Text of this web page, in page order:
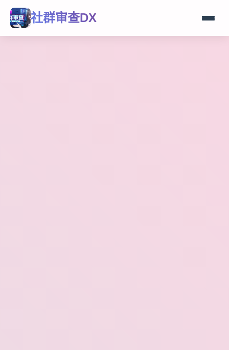
社群审查DX